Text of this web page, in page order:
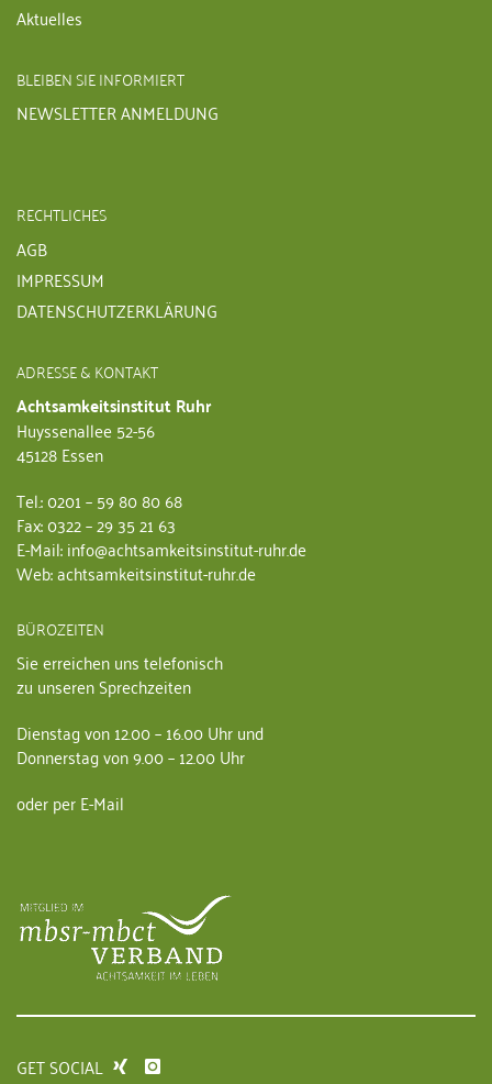
Aktuelles
BLEIBEN SIE INFORMIERT
NEWSLETTER ANMELDUNG
RECHTLICHES
AGB
IMPRESSUM
DATENSCHUTZERKLÄRUNG
ADRESSE & KONTAKT
Achtsamkeitsinstitut Ruhr
Huyssenallee 52-56
45128 Essen
Tel.: 0201 – 59 80 80 68
Fax: 0322 – 29 35 21 63
E-Mail: info@achtsamkeitsinstitut-ruhr.de
Web: achtsamkeitsinstitut-ruhr.de
BÜROZEITEN
Sie erreichen uns telefonisch
zu unseren Sprechzeiten
Dienstag von 12.00 – 16.00 Uhr und
Donnerstag von 9.00 – 12.00 Uhr
oder per E-Mail
GET SOCIAL